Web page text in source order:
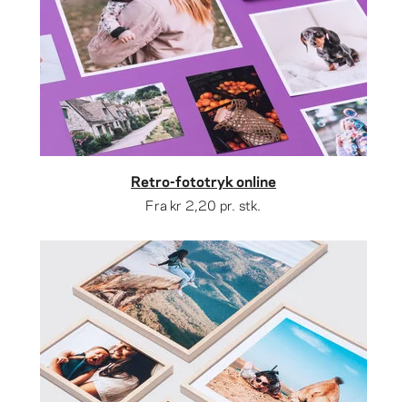
Retro-fototryk online
Fra kr 2,20 pr. stk.